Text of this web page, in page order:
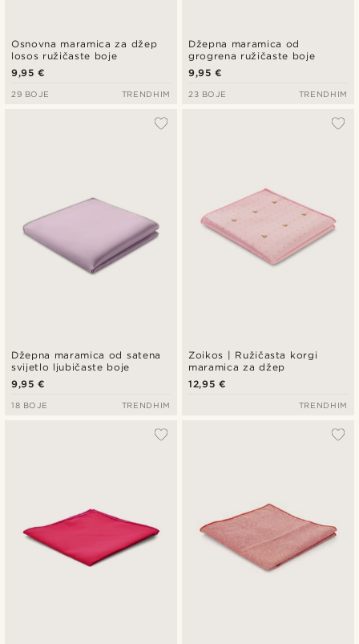
Osnovna maramica za džep
losos ružičaste boje
9,95 €
29 BOJE TRENDHIM
Džepna maramica od
grogrena ružičaste boje
9,95 €
23 BOJE TRENDHIM
Džepna maramica od satena
svijetlo ljubičaste boje
9,95 €
18 BOJE TRENDHIM
Zoikos | Ružičasta korgi
maramica za džep
12,95 €
TRENDHIM